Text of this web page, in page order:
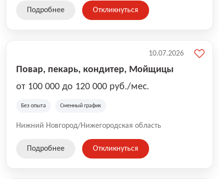
Подробнее Откликнуться
Повар, пекарь, кондитер, Мойщицы
от 100 000 до 120 000 руб./мес.
Без опыта Сменный график
Нижний Новгород/Нижегородская область
10.07.2026
Подробнее Откликнуться